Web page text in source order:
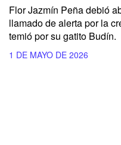
Flor Jazmín Peña debió
llamado de alerta por la
temió por su gatito Budín.
1 DE MAYO DE 2026